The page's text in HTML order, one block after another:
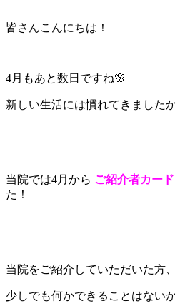
皆さんこんにちは！
4月もあと数日ですね🌸
新しい生活には慣れてきました
当院では4月から ご紹介者カード
た！
当院をご紹介していただいた方
少しでも何かできることはない